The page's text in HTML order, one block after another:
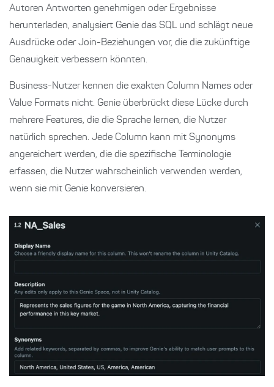
Autoren Antworten genehmigen oder Ergebnisse
herunterladen, analysiert Genie das SQL und schlägt neue
Ausdrücke oder Join-Beziehungen vor, die die zukünftige
Genauigkeit verbessern könnten.
Business-Nutzer kennen die exakten Column Names oder
Value Formats nicht. Genie überbrückt diese Lücke durch
mehrere Features, die die Sprache lernen, die Nutzer
natürlich sprechen. Jede Column kann mit Synonyms
angereichert werden, die die spezifische Terminologie
erfassen, die Nutzer wahrscheinlich verwenden werden,
wenn sie mit Genie konversieren.